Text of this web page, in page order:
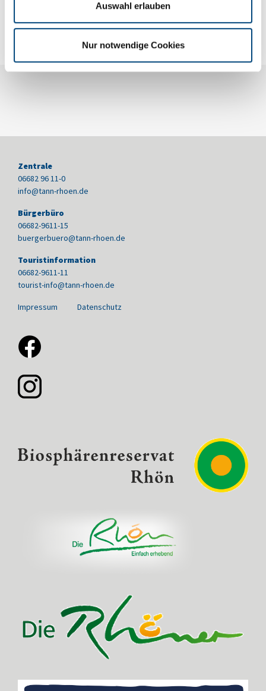
Auswahl erlauben
Nur notwendige Cookies
Zentrale
06682 96 11-0
info@tann-rhoen.de
Bürgerbüro
06682-9611-15
buergerbuero@tann-rhoen.de
Touristinformation
06682-9611-11
tourist-info@tann-rhoen.de
Impressum Datenschutz